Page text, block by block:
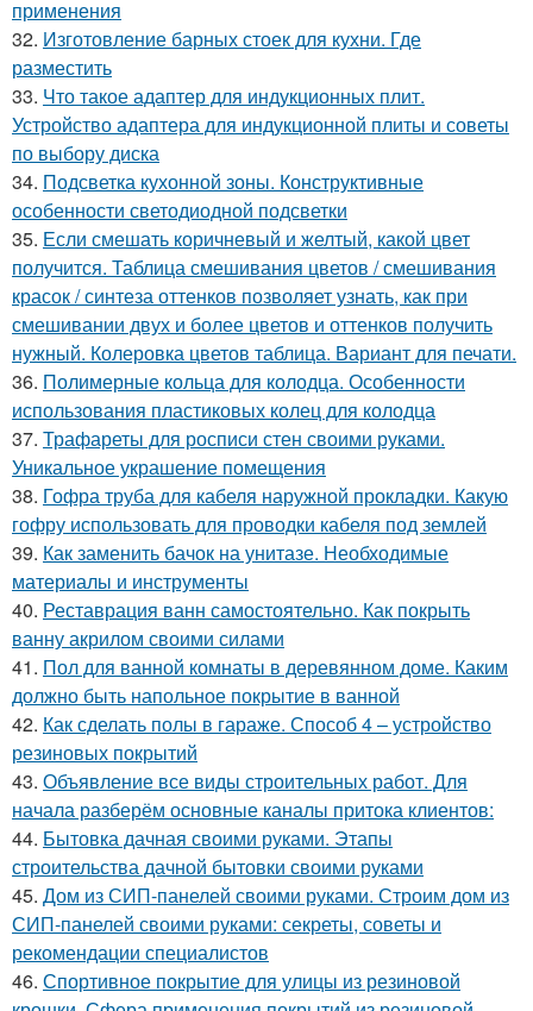
применения
32. Изготовление барных стоек для кухни. Где
разместить
33. Что такое адаптер для индукционных плит.
Устройство адаптера для индукционной плиты и советы
по выбору диска
34. Подсветка кухонной зоны. Конструктивные
особенности светодиодной подсветки
35. Если смешать коричневый и желтый, какой цвет
получится. Таблица смешивания цветов / смешивания
красок / синтеза оттенков позволяет узнать, как при
смешивании двух и более цветов и оттенков получить
нужный. Колеровка цветов таблица. Вариант для печати.
36. Полимерные кольца для колодца. Особенности
использования пластиковых колец для колодца
37. Трафареты для росписи стен своими руками.
Уникальное украшение помещения
38. Гофра труба для кабеля наружной прокладки. Какую
гофру использовать для проводки кабеля под землей
39. Как заменить бачок на унитазе. Необходимые
материалы и инструменты
40. Реставрация ванн самостоятельно. Как покрыть
ванну акрилом своими силами
41. Пол для ванной комнаты в деревянном доме. Каким
должно быть напольное покрытие в ванной
42. Как сделать полы в гараже. Способ 4 – устройство
резиновых покрытий
43. Объявление все виды строительных работ. Для
начала разберём основные каналы притока клиентов:
44. Бытовка дачная своими руками. Этапы
строительства дачной бытовки своими руками
45. Дом из СИП-панелей своими руками. Строим дом из
СИП-панелей своими руками: секреты, советы и
рекомендации специалистов
46. Спортивное покрытие для улицы из резиновой